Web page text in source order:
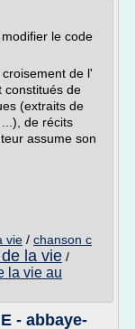
le code
de l'
constitués de
(extraits de
de récits
assume son
vie / chanson c
la vie /
la vie au
- abbaye-